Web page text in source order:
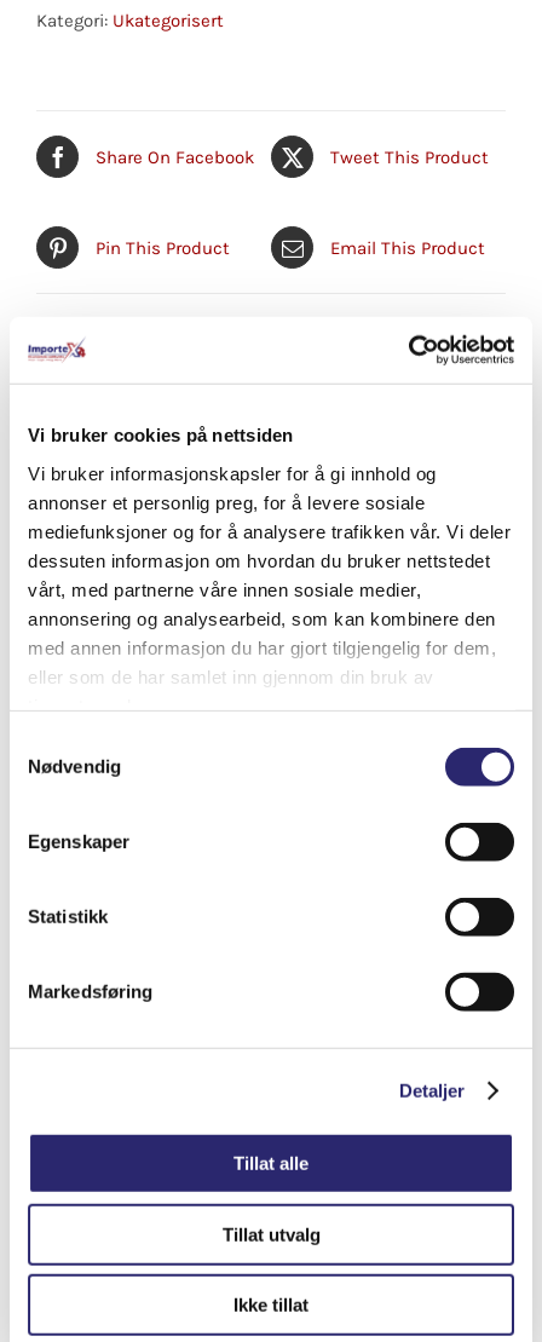
Vi bruker cookies på nettsiden
Vi bruker informasjonskapsler for å gi innhold og
annonser et personlig preg, for å levere sosiale
mediefunksjoner og for å analysere trafikken vår. Vi deler
dessuten informasjon om hvordan du bruker nettstedet
vårt, med partnerne våre innen sosiale medier,
annonsering og analysearbeid, som kan kombinere den
med annen informasjon du har gjort tilgjengelig for dem,
eller som de har samlet inn gjennom din bruk av
Nødvendig
Egenskaper
Statistikk
Markedsføring
Detaljer
Tillat alle
Tillat utvalg
Ikke tillat
Kategori: Ukategorisert
Share On Facebook Tweet This Product
Pin This Product Email This Product
Relaterte produkter
STARTER 9T 2KW G/R VW 3,0L (25-4002B)
Legg i handlekurv
Detaljer
STARTER 10T 2,8KW BEDFORD